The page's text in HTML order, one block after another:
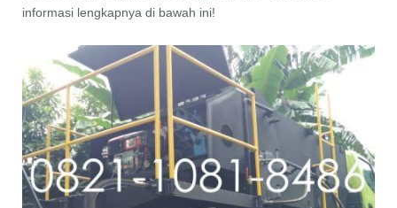
informasi lengkapnya di bawah ini!